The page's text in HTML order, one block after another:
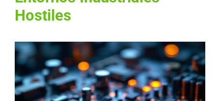
Hostiles
Ver
imagen
más
grande